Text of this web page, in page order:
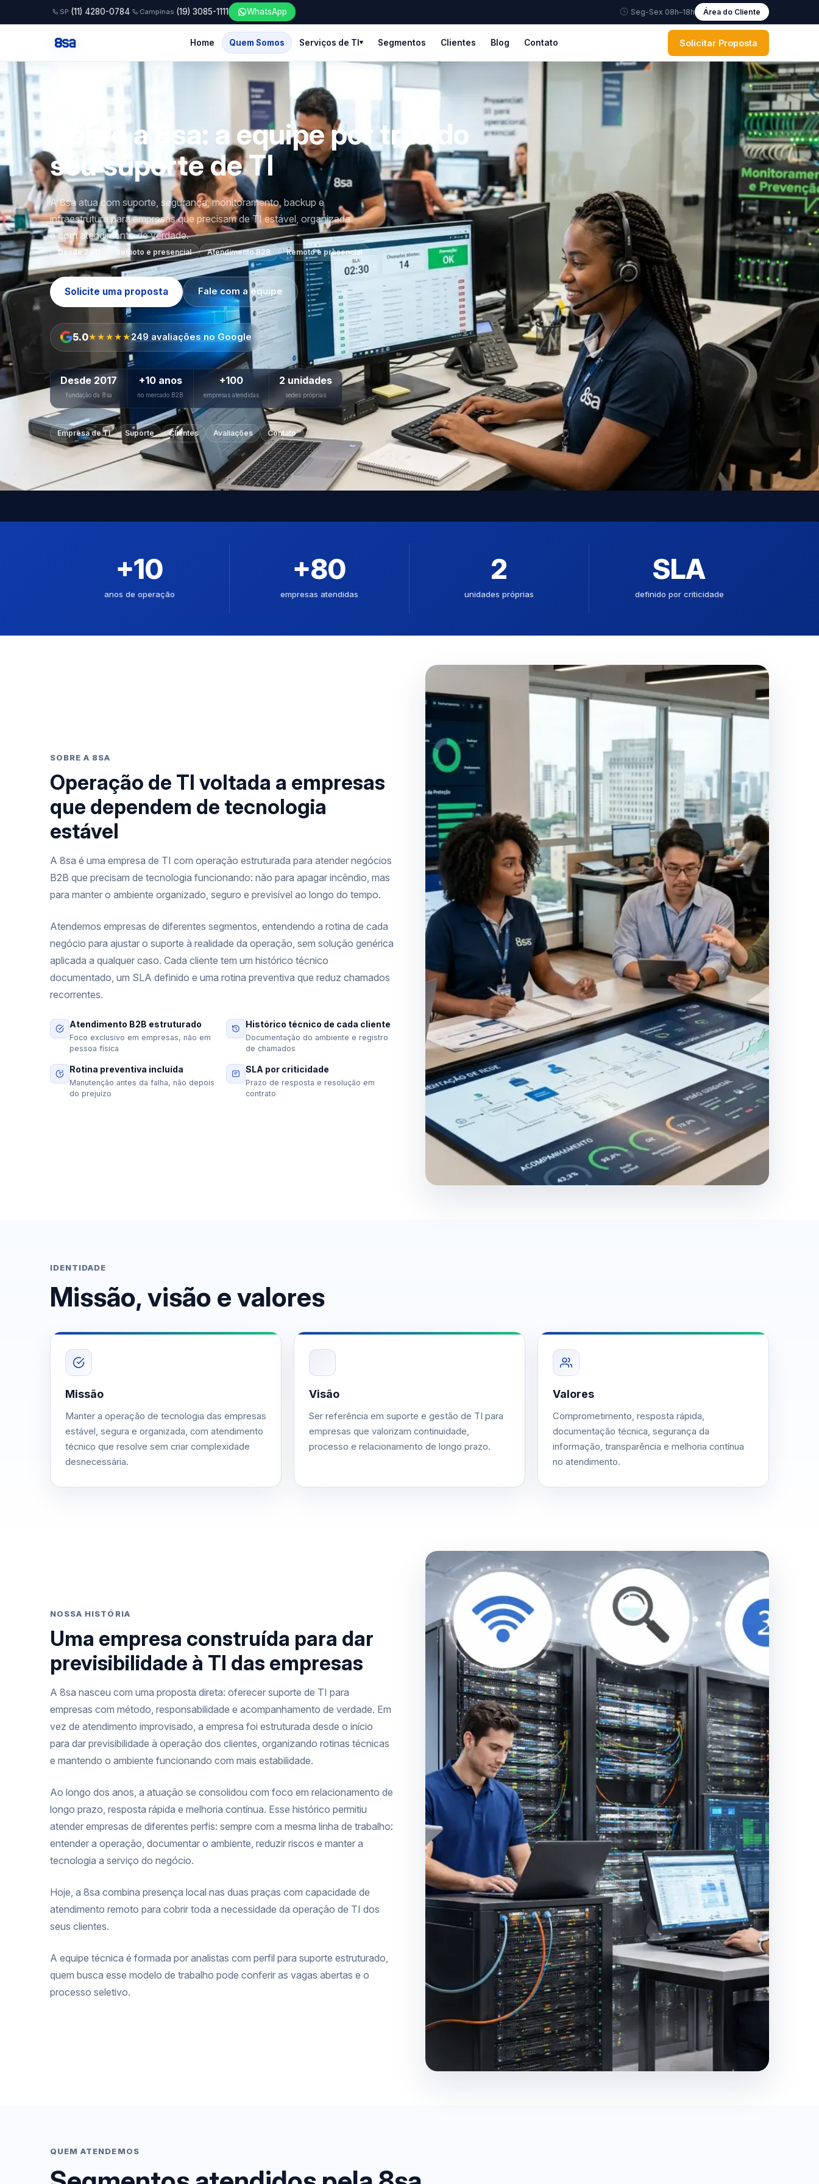
SP (11) 4280-0784 Campinas (19) 3085-1111 WhatsApp Seg-Sex 08h–18h Área do Cliente
Home Quem Somos Serviços de TI Segmentos Clientes Blog Contato Solicitar Proposta
Quem Somos
Sobre a 8sa: a equipe por trás do
seu suporte de TI
A 8sa atua com suporte, segurança, monitoramento, backup e
infraestrutura para empresas que precisam de TI estável, organizada
e com atendimento de verdade.
Desde 2011 Remoto e presencial Atendimento B2B Remoto e presencial
Solicite uma proposta Fale com a equipe
5.0★★★★★249 avaliações no Google
Desde 2017
fundação da 8sa
+10 anos
no mercado B2B
+100
empresas atendidas
2 unidades
sedes próprias
SERVIÇOS:
Empresa de TI Suporte Clientes Avaliações Contato
+10
anos de operação
+80
empresas atendidas
2
unidades próprias
SLA
definido por criticidade
SOBRE A 8SA
Operação de TI voltada a empresas
que dependem de tecnologia
estável
A 8sa é uma empresa de TI com operação estruturada para atender negócios
B2B que precisam de tecnologia funcionando: não para apagar incêndio, mas
para manter o ambiente organizado, seguro e previsível ao longo do tempo.
Atendemos empresas de diferentes segmentos, entendendo a rotina de cada
negócio para ajustar o suporte à realidade da operação, sem solução genérica
aplicada a qualquer caso. Cada cliente tem um histórico técnico
documentado, um SLA definido e uma rotina preventiva que reduz chamados
recorrentes.
Atendimento B2B estruturado
Foco exclusivo em empresas, não em
pessoa física
Histórico técnico de cada cliente
Documentação do ambiente e registro
de chamados
Rotina preventiva incluída
Manutenção antes da falha, não depois
do prejuízo
SLA por criticidade
Prazo de resposta e resolução em
contrato
IDENTIDADE
Missão, visão e valores
Missão
Manter a operação de tecnologia das empresas
estável, segura e organizada, com atendimento
técnico que resolve sem criar complexidade
desnecessária.
Visão
Ser referência em suporte e gestão de TI para
empresas que valorizam continuidade,
processo e relacionamento de longo prazo.
Valores
Comprometimento, resposta rápida,
documentação técnica, segurança da
informação, transparência e melhoria contínua
no atendimento.
NOSSA HISTÓRIA
Uma empresa construída para dar
previsibilidade à TI das empresas
A 8sa nasceu com uma proposta direta: oferecer suporte de TI para
empresas com método, responsabilidade e acompanhamento de verdade. Em
vez de atendimento improvisado, a empresa foi estruturada desde o início
para dar previsibilidade à operação dos clientes, organizando rotinas técnicas
e mantendo o ambiente funcionando com mais estabilidade.
Ao longo dos anos, a atuação se consolidou com foco em relacionamento de
longo prazo, resposta rápida e melhoria contínua. Esse histórico permitiu
atender empresas de diferentes perfis: sempre com a mesma linha de trabalho:
entender a operação, documentar o ambiente, reduzir riscos e manter a
tecnologia a serviço do negócio.
Hoje, a 8sa combina presença local nas duas praças com capacidade de
atendimento remoto para cobrir toda a necessidade da operação de TI dos
seus clientes.
A equipe técnica é formada por analistas com perfil para suporte estruturado,
quem busca esse modelo de trabalho pode conferir as vagas abertas e o
processo seletivo.
QUEM ATENDEMOS